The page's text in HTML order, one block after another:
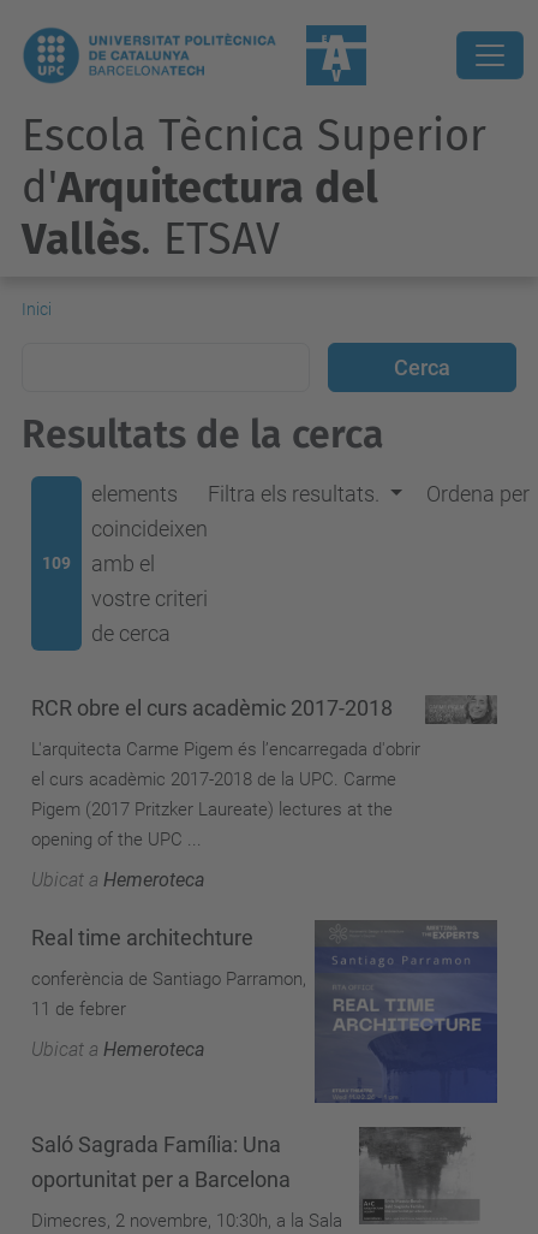
Escola Tècnica Superior
d'Arquitectura del
Vallès. ETSAV
Inici
Resultats de la cerca
109
elements
coincideixen
amb el
vostre criteri
de cerca
Filtra els resultats. Ordena per
RCR obre el curs acadèmic 2017-2018
L'arquitecta Carme Pigem és l’encarregada d'obrir
el curs acadèmic 2017-2018 de la UPC. Carme
Pigem (2017 Pritzker Laureate) lectures at the
opening of the UPC ...
Ubicat a Hemeroteca
Real time architechture
conferència de Santiago Parramon,
11 de febrer
Ubicat a Hemeroteca
Saló Sagrada Família: Una
oportunitat per a Barcelona
Dimecres, 2 novembre, 10:30h, a la Sala